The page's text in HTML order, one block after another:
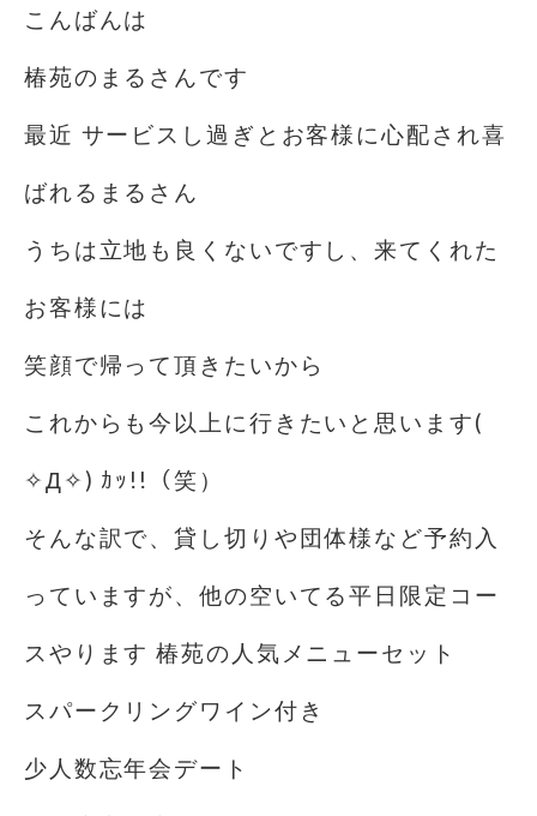
こんばんは
椿苑のまるさんです
最近 サービスし過ぎとお客様に心配され喜
ばれるまるさん
うちは立地も良くないですし、来てくれた
お客様には
笑顔で帰って頂きたいから
これからも今以上に行きたいと思います(
✧Д✧) ｶｯ!!（笑）
そんな訳で、貸し切りや団体様など予約入
っていますが、他の空いてる平日限定コー
スやります️ 椿苑の人気メニューセット
スパークリングワイン付き
少人数忘年会デート